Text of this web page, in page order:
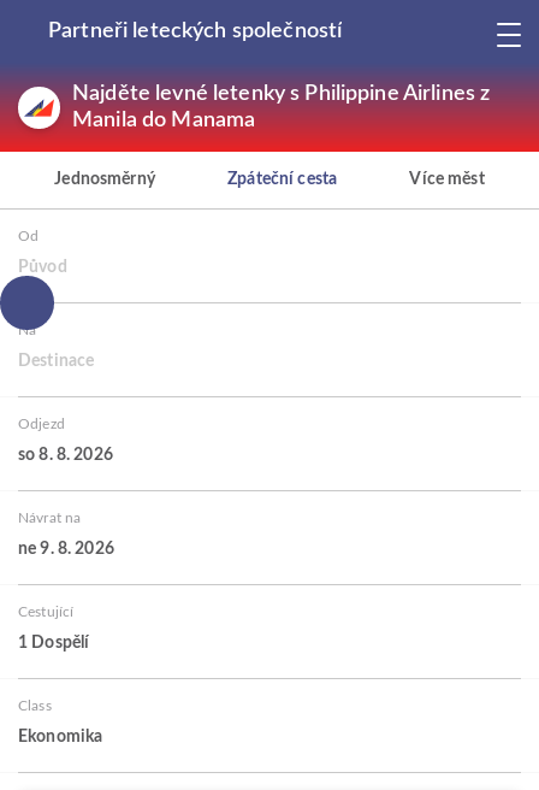
Partneři leteckých společností
Najděte levné letenky s Philippine Airlines z
Manila do Manama
Jednosměrný Zpáteční cesta Více měst
Od
Původ
Na
Destinace
Odjezd
so 8. 8. 2026
Návrat na
ne 9. 8. 2026
Cestující
1 Dospělí
Class
Ekonomika